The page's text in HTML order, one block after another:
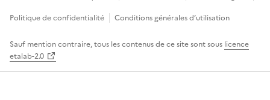
Politique de confidentialité
Conditions générales d’utilisation
Sauf mention contraire, tous les contenus de ce site sont sous licence
etalab-2.0